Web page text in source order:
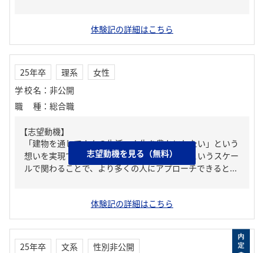
体験記の詳細はこちら
25年卒 理系
女性
学校名 ： 非公開
職種 ： 総合職
【志望動機】
「建物を通して人々の生活・人生を豊かにしたい」という
想いを実現できるからだ。建物の中でも、街というスケー
ルで関わることで、より多くの人にアプローチできると...
体験記の詳細はこちら
志望動機を見る（無料）
25年卒 文系
性別非公開